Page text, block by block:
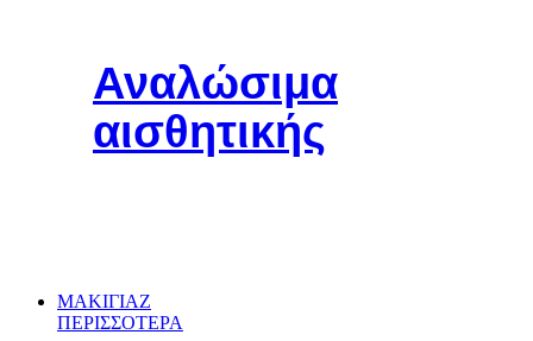
Αναλώσιμα
αισθητικής
ΜΑΚΙΓΙΑΖ
ΠΕΡΙΣΣΟΤΕΡΑ